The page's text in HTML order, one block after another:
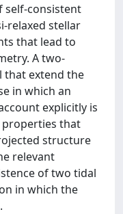
self-consistent
relaxed stellar
that lead to
A two-
that extend the
in which an
explicitly is
properties that
structure
relevant
of two tidal
in which the